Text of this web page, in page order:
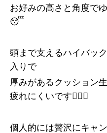
お好みの高さと角度で
😴
頭まで支えるハイバッ
入りで
厚みがあるクッション
疲れにくいです🙆🏻‍♀️
個人的には贅沢にキャ